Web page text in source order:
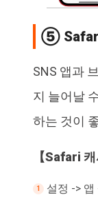
⑤
SNS 앱과
지 늘어날
하는 것이
【Safari
설정 -> 앱